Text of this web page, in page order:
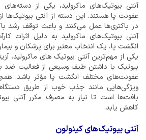
آنتی بیوتیک‌های ماکرولید، یکی از دسته‌های
عفونت پا هستند. این دسته از آنتی بیوتیک‌ها
در باکتری‌ها عمل می‌کنند و باعث توقف رشد
آنتی بیوتیک‌های ماکرولید به دلیل اثرات
انگشت پا، یک انتخاب معتبر برای پزشکان و
یکی از مهم‌ترین آنتی بیوتیک های ماکرولید،
بیوتیک با داشتن طیف وسیعی از فعالیت ضد
عفونت‌های مختلف انگشت پا مؤثر باشد.
ویژگی‌هایی مانند جذب خوب از طریق
بافت‌ها است تا نیاز به مصرف مکرر آنتی
کاهش یابد.
آنتی بیوتیک‌های کینولون